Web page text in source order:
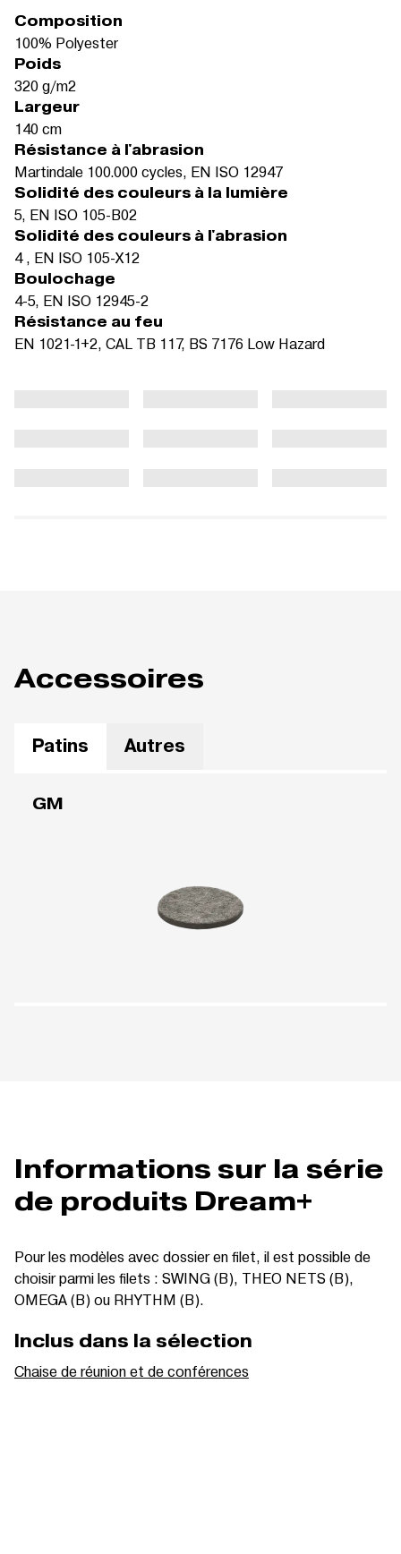
Composition
100% Polyester
Poids
320 g/m2
Largeur
140 cm
Résistance à l'abrasion
Martindale 100.000 cycles, EN ISO 12947
Solidité des couleurs à la lumière
5, EN ISO 105-B02
Solidité des couleurs à l'abrasion
4 , EN ISO 105-X12
Boulochage
4-5, EN ISO 12945-2
Résistance au feu
EN 1021-1+2, CAL TB 117, BS 7176 Low Hazard
Accessoires
Patins Autres
GM
Informations sur la série
de produits Dream+
Pour les modèles avec dossier en filet, il est possible de
choisir parmi les filets : SWING (B), THEO NETS (B),
OMEGA (B) ou RHYTHM (B).
Inclus dans la sélection
Chaise de réunion et de conférences